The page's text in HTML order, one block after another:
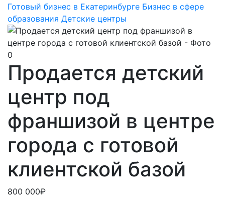
Готовый бизнес в Екатеринбурге Бизнес в сфере
образования Детские центры
Продается детский
центр под
франшизой в центре
города с готовой
клиентской базой
800 000₽